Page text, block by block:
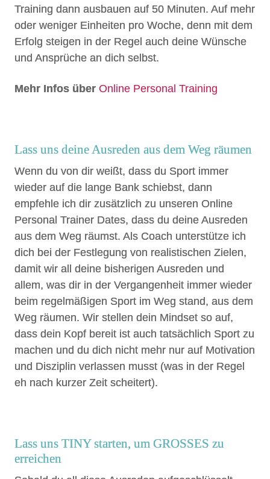
Training dann ausbauen auf 50 Minuten. Auf mehr
oder weniger Einheiten pro Woche, denn mit dem
Erfolg steigen in der Regel auch deine Wünsche
und Ansprüche an dich selbst.
Mehr Infos über Online Personal Training
Lass uns deine Ausreden aus dem Weg räumen
Wenn du von dir weißt, dass du Sport immer
wieder auf die lange Bank schiebst, dann
empfehle ich dir zusätzlich zu unseren Online
Personal Trainer Dates, dass du deine Ausreden
aus dem Weg räumst. Als Coach unterstütze ich
dich bei der Festlegung von realistischen Zielen,
damit wir all deine bisherigen Ausreden und
allem, was dir in der Vergangenheit immer wieder
beim regelmäßigen Sport im Weg stand, aus dem
Weg räumen. Wir stellen dein Mindset so auf,
dass dein Kopf bereit ist auch tatsächlich Sport zu
machen und du dich nicht mehr nur auf Motivation
und Disziplin verlassen musst (was in der Regel
eh nach kurzer Zeit scheitert).
Lass uns TINY starten, um GROSSES zu
erreichen